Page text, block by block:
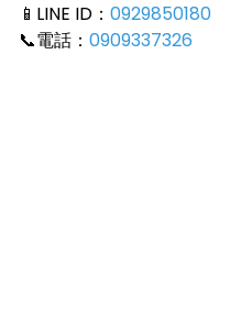
📱 LINE ID： 0929850180
📞電話： 0909337326